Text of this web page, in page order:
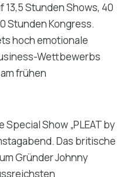
Stunden Shows, 40
Stunden Kongress.
hoch emotionale
Wettbewerbs
frühen
Show „PLEAT by
Das britische
Gründer Johnny